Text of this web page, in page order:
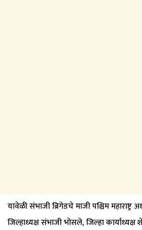
यावेळी संभाजी ब्रिगेडचे माजी पश्चिम महाराष्ट्र
जिल्हाध्यक्ष संभाजी भोसले, जिल्हा